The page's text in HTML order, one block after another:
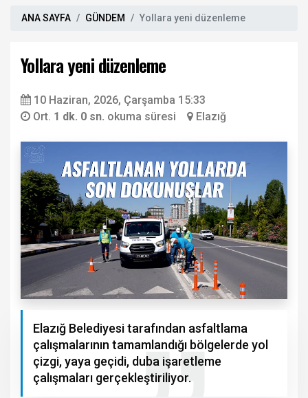
ANA SAYFA GÜNDEM Yollara yeni düzenleme
Yollara yeni düzenleme
10 Haziran, 2026, Çarşamba 15:33
Ort. 1 dk. 0 sn. okuma süresi Elazığ
Elazığ Belediyesi tarafından asfaltlama
çalışmalarının tamamlandığı bölgelerde yol
çizgi, yaya geçidi, duba işaretleme
çalışmaları gerçekleştiriliyor.